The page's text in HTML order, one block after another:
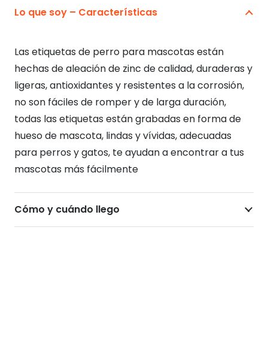
Mascotas.
Personalizadas
cantidad
Lo que soy – Características
Las etiquetas de perro para mascotas están
hechas de aleación de zinc de calidad, duraderas y
ligeras, antioxidantes y resistentes a la corrosión,
no son fáciles de romper y de larga duración,
todas las etiquetas están grabadas en forma de
hueso de mascota, lindas y vívidas, adecuadas
para perros y gatos, te ayudan a encontrar a tus
mascotas más fácilmente
Cómo y cuándo llego